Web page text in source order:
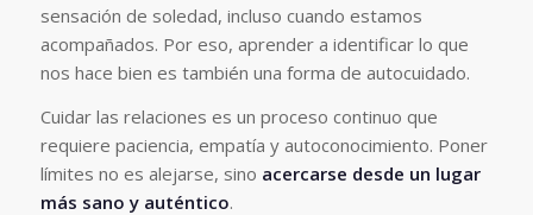
sensación de soledad, incluso cuando estamos
acompañados. Por eso, aprender a identificar lo que
nos hace bien es también una forma de autocuidado.
Cuidar las relaciones es un proceso continuo que
requiere paciencia, empatía y autoconocimiento. Poner
límites no es alejarse, sino acercarse desde un lugar
más sano y auténtico.